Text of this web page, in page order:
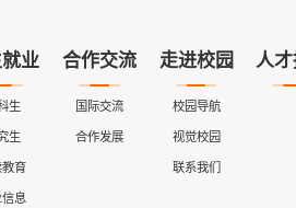
业
生
生
育
信息
合作交流
国际交流
合作发展
走进校园
校园导航
视觉校园
联系我们
人